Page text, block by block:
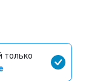
только